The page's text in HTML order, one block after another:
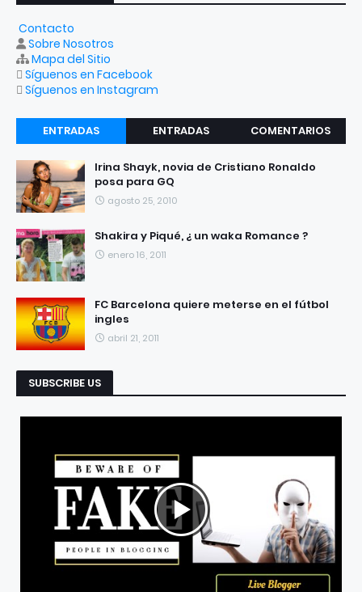
Contacto
Sobre Nosotros
Mapa del Sitio
Síguenos en Facebook
Síguenos en Instagram
ENTRADAS
RECIENTES
ENTRADAS
COMENTARIOS
Irina Shayk, novia de Cristiano Ronaldo
posa para GQ
agosto 25, 2010
Shakira y Piqué, ¿ un waka Romance ?
enero 16, 2011
FC Barcelona quiere meterse en el fútbol
ingles
abril 21, 2011
SUBSCRIBE US